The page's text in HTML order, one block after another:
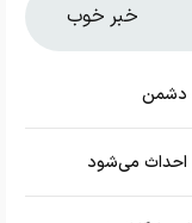
خبر خوب
احداث می‌شود